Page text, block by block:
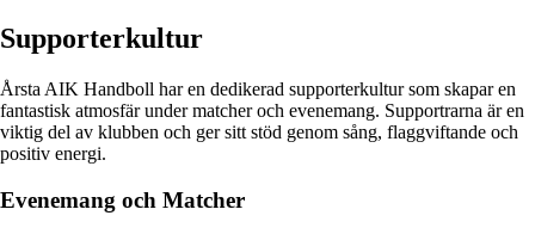
Supporterkultur
Årsta AIK Handboll har en dedikerad supporterkultur som skapar en
fantastisk atmosfär under matcher och evenemang. Supportrarna är en
viktig del av klubben och ger sitt stöd genom sång, flaggviftande och
positiv energi.
Evenemang och Matcher